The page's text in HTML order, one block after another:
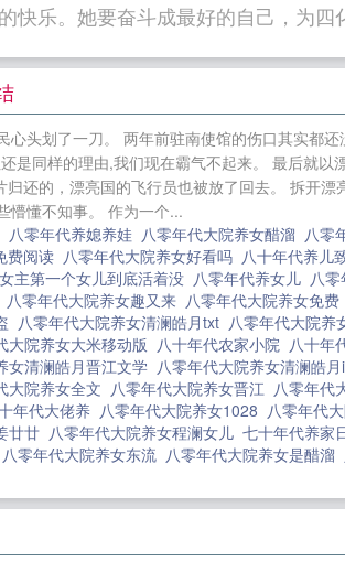
快乐。她要奋斗成最好的自己，为
清澜皓月ahref="http://
媳 重生八零小媳妇军婚 八零年代大
替嫁后植物人老公宠上天 顶级作精
崽[美食] 我在六十年代端上铁饭碗
指是柯学改字 竹漂美人
] 渡夏战役 折枝 七十年代幸福小生
亲后带我躺赢[七零]
头划了一刀。 两年前驻南使馆的伤口其实都
是同样的理由,我们现在霸气不起来。 最后就
还的，漂亮国的飞行员也被放了回去。 拆开
懵懂不知事。 作为一个...
八零年代养媳养娃 八零年代大院养女醋溜 八零
费阅读 八零年代大院养女好看吗 八十年代养儿
主第一个女儿到底活着没 八零年代养女儿 八
八零年代大院养女趣又来 八零年代大院养女免费
八零年代大院养女清澜皓月txt 八零年代大院养
大院养女大米移动版 八十年代农家小院 八十年
女清澜皓月晋江文学 八零年代大院养女清澜皓
大院养女全文 八零年代大院养女晋江 八零年代
年代大佬养 八零年代大院养女1028 八零年代
廿廿 八零年代大院养女程澜女儿 七十年代养家
八零年代大院养女东流 八零年代大院养女是醋溜